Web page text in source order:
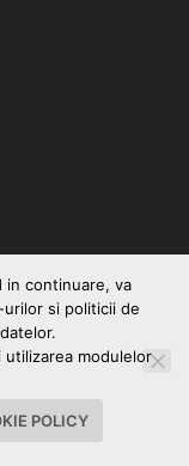
in continuare, va
si politicii de
utilizarea modulelor
POLICY